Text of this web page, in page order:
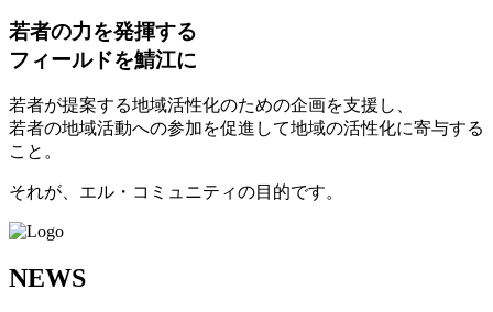
若者の力を発揮する
フィールドを鯖江に
若者が提案する地域活性化のための企画を支援し、
若者の地域活動への参加を促進して地域の活性化に寄与する
こと。
それが、エル・コミュニティの目的です。
NEWS